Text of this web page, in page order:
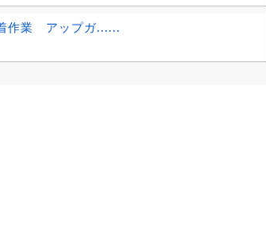
作業 アップガ......